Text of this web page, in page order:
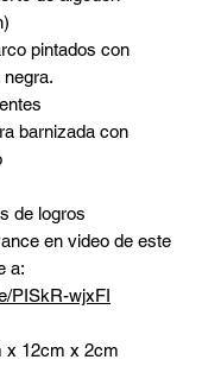
pintados con
barnizada con
de logros
en video de este
a:
PISkR-wjxFI
x 12cm x 2cm